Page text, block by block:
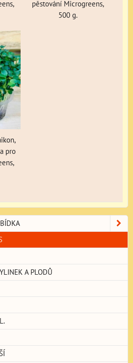
pěstování Microgreens,
500 g.
pro
A PLODŮ